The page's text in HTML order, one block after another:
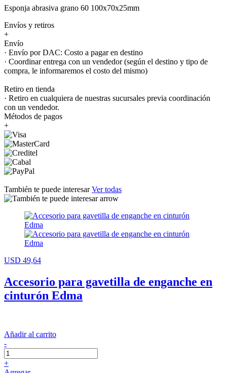
Esponja abrasiva grano 60 100x70x25mm
Envíos y retiros
+
Envío
· Envío por DAC: Costo a pagar en destino
· Coordinar entrega con un vendedor (según el destino y tipo de
compra, le informaremos el costo del mismo)
Retiro en tienda
· Retiro en cualquiera de nuestras sucursales previa coordinación
con un vendedor.
Métodos de pagos
+
También te puede interesarVer todas
USD 49,64
Accesorio para gavetilla de enganche en
cinturón Edma
Añadir al carrito
-
+